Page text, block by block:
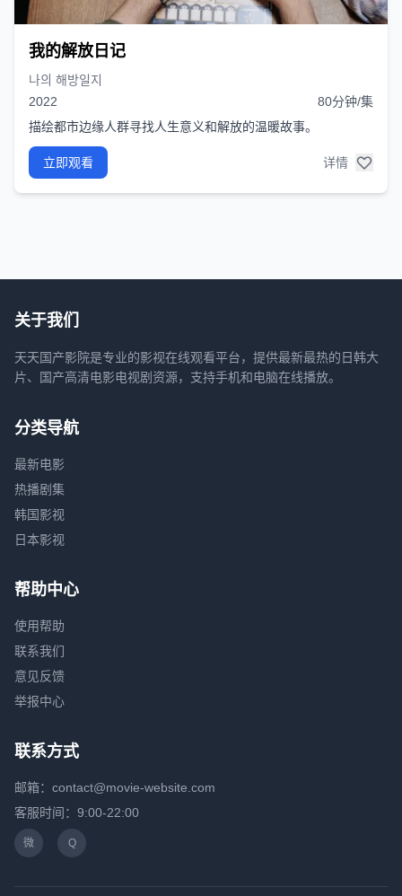
我的解放日记
나의 해방일지
2022
80分钟/集
描绘都市边缘人群寻找人生意义和解放的温暖故事。
立即观看 详情
关于我们
天天国产影院是专业的影视在线观看平台，提供最新最热的日韩大
片、国产高清电影电视剧资源，支持手机和电脑在线播放。
分类导航
最新电影
热播剧集
韩国影视
日本影视
帮助中心
使用帮助
联系我们
意见反馈
举报中心
联系方式
邮箱：contact@movie-website.com
客服时间：9:00-22:00
微 Q